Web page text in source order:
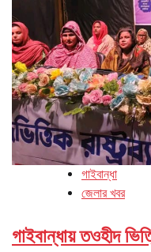
গাইবান্ধা
জেলার খবর
গাইবান্ধায় তওহীদ